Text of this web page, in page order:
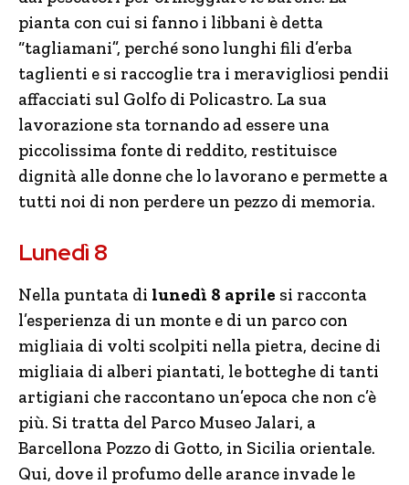
pianta con cui si fanno i libbani è detta
“tagliamani”, perché sono lunghi fili d’erba
taglienti e si raccoglie tra i meravigliosi pendii
affacciati sul Golfo di Policastro. La sua
lavorazione sta tornando ad essere una
piccolissima fonte di reddito, restituisce
dignità alle donne che lo lavorano e permette a
tutti noi di non perdere un pezzo di memoria.
Lunedì 8
Nella puntata di lunedì 8 aprile si racconta
l’esperienza di un monte e di un parco con
migliaia di volti scolpiti nella pietra, decine di
migliaia di alberi piantati, le botteghe di tanti
artigiani che raccontano un’epoca che non c’è
più. Si tratta del Parco Museo Jalari, a
Barcellona Pozzo di Gotto, in Sicilia orientale.
Qui, dove il profumo delle arance invade le